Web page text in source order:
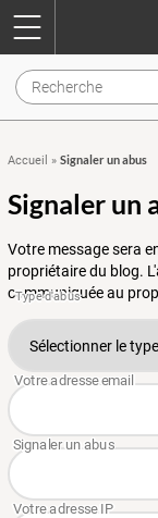
Accueil » Signaler un abus
Signaler un
Votre message sera
propriétaire du blog.
communiquée au